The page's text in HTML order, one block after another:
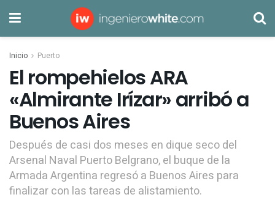
Inicio Puerto
El rompehielos ARA
«Almirante Irízar» arribó a
Buenos Aires
Después de casi dos meses en dique seco del
Arsenal Naval Puerto Belgrano, el buque de la
Armada Argentina regresó a Buenos Aires para
finalizar con las tareas de alistamiento.